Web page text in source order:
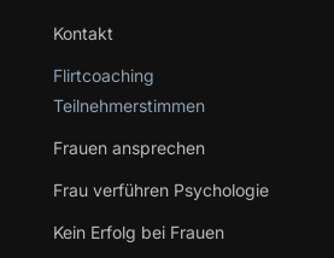
Kontakt
Flirtcoaching
Teilnehmerstimmen
Frauen ansprechen
Frau verführen Psychologie
Kein Erfolg bei Frauen